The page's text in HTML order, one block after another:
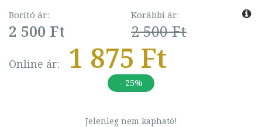
Borító ár:
2 500 Ft
Korábbi ár:
2 500 Ft
Online ár: 1 875 Ft
- 25%
Jelenleg nem kapható!